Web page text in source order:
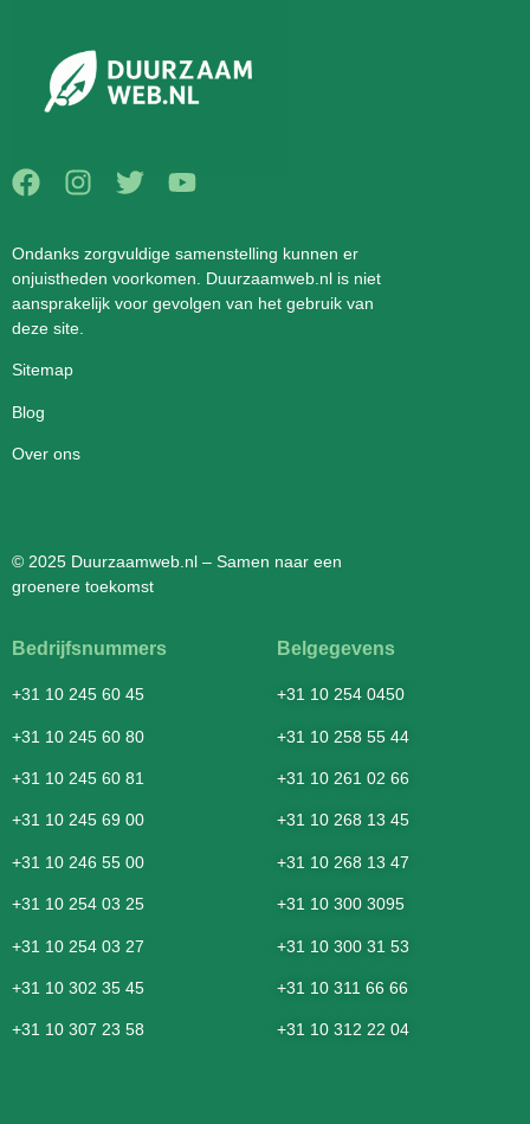
Ondanks zorgvuldige samenstelling kunnen er
onjuistheden voorkomen. Duurzaamweb.nl is niet
aansprakelijk voor gevolgen van het gebruik van
deze site.
Sitemap
Blog
Over ons
© 2025 Duurzaamweb.nl – Samen naar een
groenere toekomst
Bedrijfsnummers
+31 10 245 60 45
+31 10 245 60 80
+31 10 245 60 81
+31 10 245 69 00
+31 10 246 55 00
+31 10 254 03 25
+31 10 254 03 27
+31 10 302 35 45
+31 10 307 23 58
Belgegevens
+31 10 254 0450
+31 10 258 55 44
+31 10 261 02 66
+31 10 268 13 45
+31 10 268 13 47
+31 10 300 3095
+31 10 300 31 53
+31 10 311 66 66
+31 10 312 22 04